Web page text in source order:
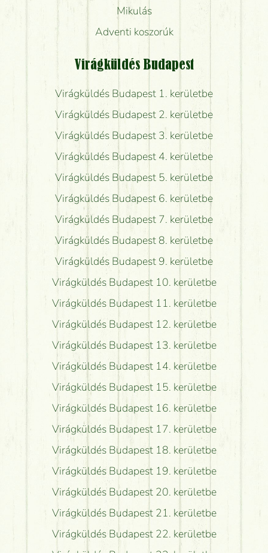
Mikulás
Adventi koszorúk
Virágküldés Budapest
Virágküldés Budapest 1. kerületbe
Virágküldés Budapest 2. kerületbe
Virágküldés Budapest 3. kerületbe
Virágküldés Budapest 4. kerületbe
Virágküldés Budapest 5. kerületbe
Virágküldés Budapest 6. kerületbe
Virágküldés Budapest 7. kerületbe
Virágküldés Budapest 8. kerületbe
Virágküldés Budapest 9. kerületbe
Virágküldés Budapest 10. kerületbe
Virágküldés Budapest 11. kerületbe
Virágküldés Budapest 12. kerületbe
Virágküldés Budapest 13. kerületbe
Virágküldés Budapest 14. kerületbe
Virágküldés Budapest 15. kerületbe
Virágküldés Budapest 16. kerületbe
Virágküldés Budapest 17. kerületbe
Virágküldés Budapest 18. kerületbe
Virágküldés Budapest 19. kerületbe
Virágküldés Budapest 20. kerületbe
Virágküldés Budapest 21. kerületbe
Virágküldés Budapest 22. kerületbe